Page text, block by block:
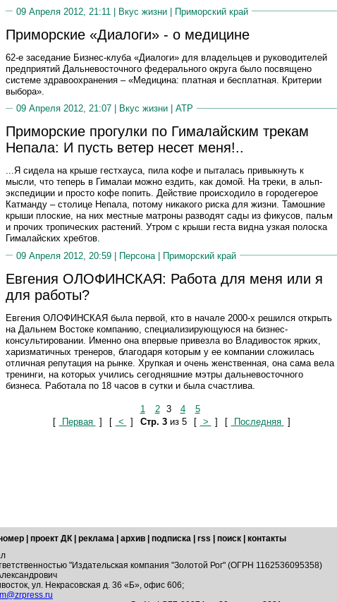
09 Апреля 2012, 21:11 | Вкус жизни | Приморский край
Приморские «Диалоги» - о медицине
62-е заседание Бизнес-клуба «Диалоги» для владельцев и руководителей
предприятий Дальневосточного федерального округа было посвящено
системе здравоохранения – «Медицина: платная и бесплатная. Критерии
выбора».
09 Апреля 2012, 21:07 |
Вкус жизни АТР
Приморские прогулки по Гималайским трекам
Непала: И пусть ветер несет меня!..
...Я сидела на крыше гестхауса, пила кофе и пыталась привыкнуть к
мысли, что теперь в Гималаи можно ездить, как домой. На треки, в альп­
экспедиции и просто кофе попить. Действие происходило в городе­герое
Катманду – столице Непала, потому никакого риска для жизни. Тамошние
крыши плоские, на них местные матроны разводят сады из фикусов, пальм
и прочих тропических растений. Утром с крыши геста видна узкая полоска
Гималайских хребтов.
09 Апреля 2012, 20:59 | Персона | Приморский край
Евгения ОЛОФИНСКАЯ: Работа для меня или я
для работы?
Евгения ОЛОФИНСКАЯ была первой, кто в начале 2000-х решился открыть
на Дальнем Востоке компанию, специализирующуюся на бизнес-
консультировании. Именно она впервые привезла во Владивосток ярких,
харизматичных тренеров, благодаря которым у ее компании сложилась
отличная репутация на рынке. Хрупкая и очень женственная, она сама вела
тренинги, на которых учились сегодняшние мэтры дальневосточного
бизнеса. Работала по 18 часов в сутки и была счастлива.
1 2 3 4
5
[
Первая ] [ < ] Стр. 3из 5 [ > ] [ Последняя ]
проект ДК реклама архив подписка rss поиск
контакты
"Издательская компания "Золотой Рог" (ОГРН 1162536095358)
ул. Некрасовская д. 36 «Б», офис 606;